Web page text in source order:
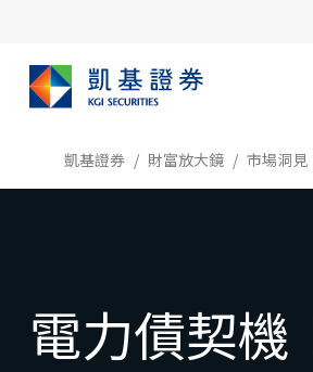
凱基證券 財富放大鏡 市場洞見
電力債契機